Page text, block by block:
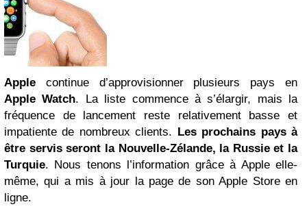
Apple continue d’approvisionner plusieurs pays en
Apple Watch. La liste commence à s’élargir, mais la
fréquence de lancement reste relativement basse et
impatiente de nombreux clients. Les prochains pays à
être servis seront la Nouvelle-Zélande, la Russie et la
Turquie. Nous tenons l’information grâce à Apple elle-
même, qui a mis à jour la page de son Apple Store en
ligne.